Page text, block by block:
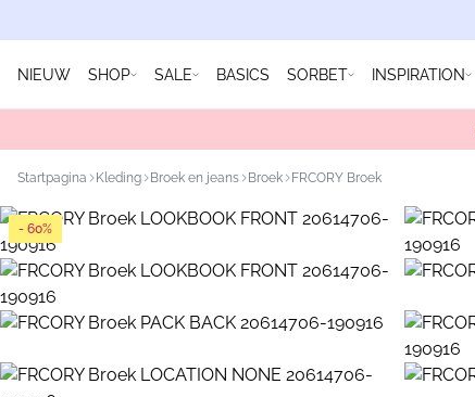
NIEUW SHOP SALE BASICS SORBET INSPIRATION
Startpagina Kleding Broek en jeans Broek FRCORY Broek
- 60%